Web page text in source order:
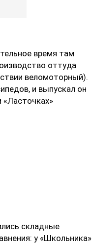
время там
оттуда
веломоторный).
и выпускал он
«Ласточках»
складные
у «Школьника»